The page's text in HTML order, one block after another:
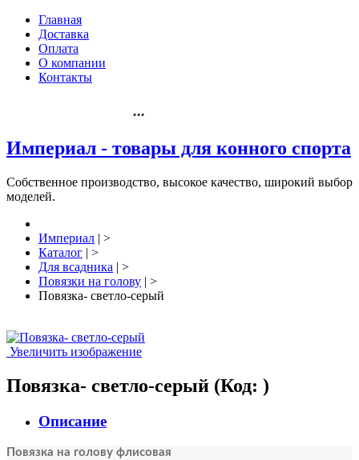
Главная
Доставка
Оплата
О компании
Контакты
...
Империал - товары для конного спорта
Собственное производство, высокое качество, широкий выбор
моделей.
Империал | >
Каталог | >
Для всадника | >
Повязки на голову | >
Повязка- светло-серый
Увеличить изображение
Повязка- светло-серый (Код: )
Описание
Повязка на голову флисовая